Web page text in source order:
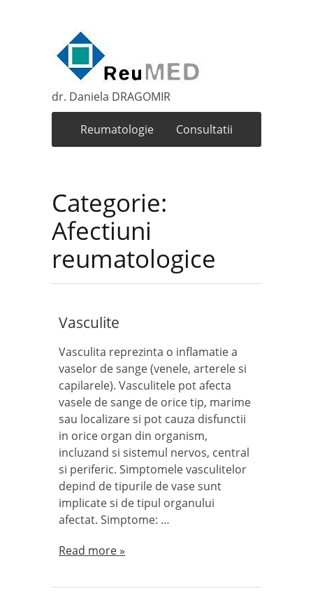
dr. Daniela DRAGOMIR
Reumatologie Consultatii
Categorie:
Afectiuni
reumatologice
Vasculite
Vasculita reprezinta o inflamatie a
vaselor de sange (venele, arterele si
capilarele). Vasculitele pot afecta
vasele de sange de orice tip, marime
sau localizare si pot cauza disfunctii
in orice organ din organism,
incluzand si sistemul nervos, central
si periferic. Simptomele vasculitelor
depind de tipurile de vase sunt
implicate si de tipul organului
afectat. Simptome: …
Read more »